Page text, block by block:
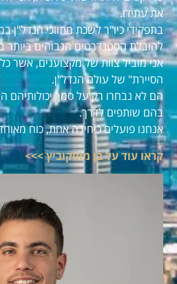
את עתידו.
בתפקידי כיו"ר לשכת מתווכי הנדל"ן
להובלת הסטנדרטים הגבוהים ביותר
אני מוביל צוות של מקצוענים, אשר
הסיירת" של עולם הנדל"ן.
הם לא נבחרו רק על סמך יכולותיהם
בהם שותפים לדרך.
אנחנו פועלים כיחידה אחת, כוח
קראו עוד על בן מוסקוביץ >>>